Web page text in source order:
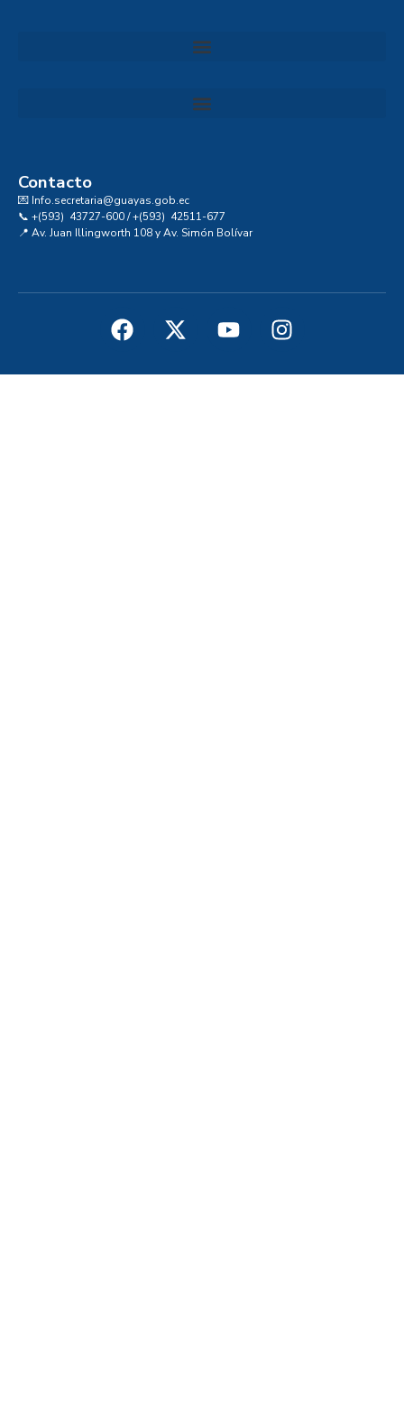
Contacto
💌 Info.secretaria@guayas.gob.ec
📞 +(593) 43727-600 / +(593) 42511-677
📍 Av. Juan Illingworth 108 y Av. Simón Bolívar